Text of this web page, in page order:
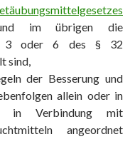
im übrigen die
3 oder 6 des § 32
sind,
der Besserung und
allein oder in
in Verbindung mit
angeordnet